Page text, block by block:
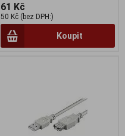
61 Kč
50 Kč (bez DPH:)
Koupit